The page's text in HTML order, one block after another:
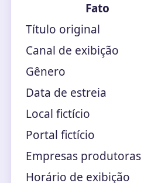
Fato
Título original
Canal de exibição
Gênero
Data de estreia
Local fictício
Portal fictício
Empresas produtoras
Horário de exibição